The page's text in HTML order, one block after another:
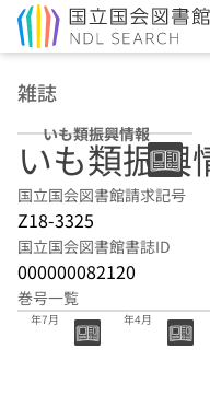
雑誌
いも類振興情報
いも類振興
国立国会図書館請求記号
Z18-3325
国立国会図書館書誌ID
000000082120
巻号一覧
168号 2026
年7月
年4月